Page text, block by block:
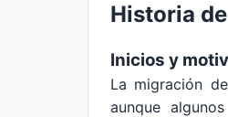
Historia
Inicios y
La migración
aunque